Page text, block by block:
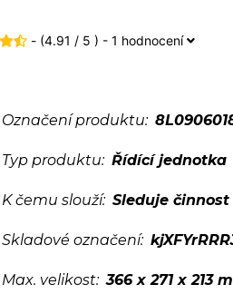
- (4.91 / 5 ) - 1 hodnocení
Označení produktu:
Typ produktu: Řídící jednotka
K čemu slouží: Sleduje
Skladové označení:
Max. velikost:366 x 271 x 213